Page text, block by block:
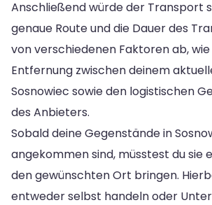
Anschließend würde der Transport
genaue Route und die Dauer des
von verschiedenen Faktoren ab,
Entfernung zwischen deinem
Sosnowiec sowie den logistischen
des Anbieters.
Sobald deine Gegenstände in
angekommen sind, müsstest du sie
den gewünschten Ort bringen.
entweder selbst handeln oder